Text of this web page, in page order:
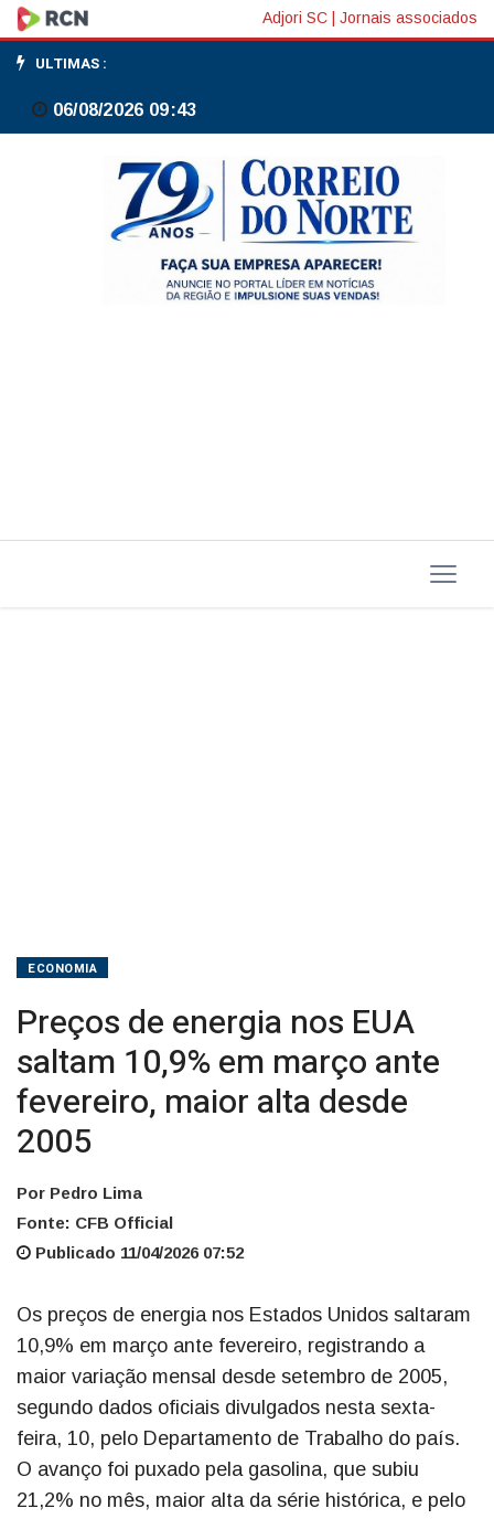
Preços
de
energia
saltam
maior
Adjori SC Jornais associados
ULTIMAS :
06/08/2026 09:43
ECONOMIA
Preços de energia nos EUA
saltam 10,9% em março ante
fevereiro, maior alta desde
2005
Por Pedro Lima
Fonte: CFB Official
Publicado 11/04/2026 07:52
Os preços de energia nos Estados Unidos saltaram
10,9% em março ante fevereiro, registrando a
maior variação mensal desde setembro de 2005,
segundo dados oficiais divulgados nesta sexta-
feira, 10, pelo Departamento de Trabalho do país.
O avanço foi puxado pela gasolina, que subiu
21,2% no mês, maior alta da série histórica, e pelo